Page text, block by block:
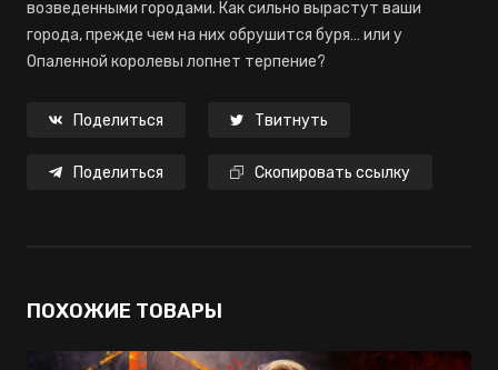
возведенными городами. Как сильно вырастут ваши
города, прежде чем на них обрушится буря… или у
Опаленной королевы лопнет терпение?
Поделиться Твитнуть
Поделиться Скопировать ссылку
ПОХОЖИЕ ТОВАРЫ